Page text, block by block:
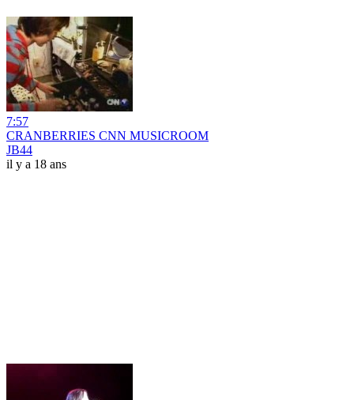
7:57
CRANBERRIES CNN MUSICROOM
JB44
il y a 18 ans